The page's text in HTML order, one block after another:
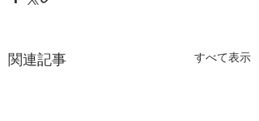
関連記事 すべて表示